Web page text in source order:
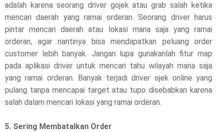
adalah karena seorang driver gojek atau grab salah ketika
mencari daerah yang ramai orderan. Seorang driver harus
pintar mencari daerah atau lokasi mana saja yang ramai
orderan, agar nantinya bisa mendapatkan peluang order
customer lebih banyak. Jangan lupa gunakanlah fitur map
pada aplikasi driver untuk mencari tahu wilayah mana saja
yang ramai orderan. Banyak terjadi driver ojek online yang
pulang tanpa mencapai target atau tupo disebabkan karena
salah dalam mencari lokasi yang ramai orderan.
5. Sering Membatalkan Order